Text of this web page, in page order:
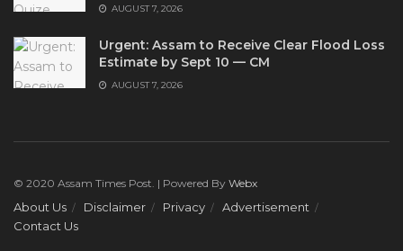
AUGUST 7, 2026
Urgent: Assam to Receive Clear Flood Loss
Estimate by Sept 10 — CM
AUGUST 7, 2026
© 2020 Assam Times Post. | Powered By Webx
About Us Disclaimer Privacy
Advertisement
Contact Us